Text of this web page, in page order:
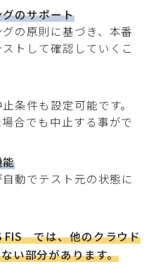
のサポート
の原則に基づき、本番
トして確認していくこ
条件も設定可能です。
合でも中止する事がで
能
動でテスト元の状態に
FIS では、他のクラウド
い部分があります。